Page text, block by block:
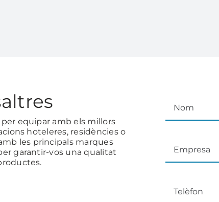
equipar amb els millors
hoteleres, residències o
les principals marques
garantir-vos una qualitat